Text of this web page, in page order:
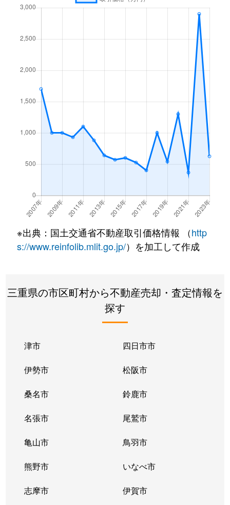
※出典：国土交通省不動産取引価格情報 （http
s://www.reinfolib.mlit.go.jp/）を加工して作成
三重県の市区町村から不動産売却・査定情報を
探す
津市 四日市市
伊勢市 松阪市
桑名市 鈴鹿市
名張市 尾鷲市
亀山市 鳥羽市
熊野市 いなべ市
志摩市 伊賀市